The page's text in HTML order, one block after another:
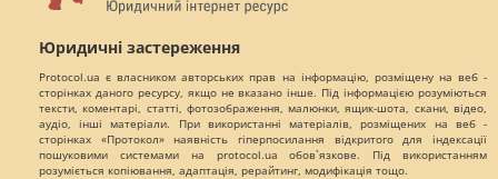
Юридичні застереження
Protocol.ua є власником авторських прав на інформацію, розміщену на веб -
сторінках даного ресурсу, якщо не вказано інше. Під інформацією розуміються
тексти, коментарі, статті, фотозображення, малюнки, ящик-шота, скани, відео,
аудіо, інші матеріали. При використанні матеріалів, розміщених на веб -
сторінках «Протокол» наявність гіперпосилання відкритого для індексації
пошуковими системами на protocol.ua обов`язкове. Під використанням
розуміється копіювання, адаптація, рерайтинг, модифікація тощо.